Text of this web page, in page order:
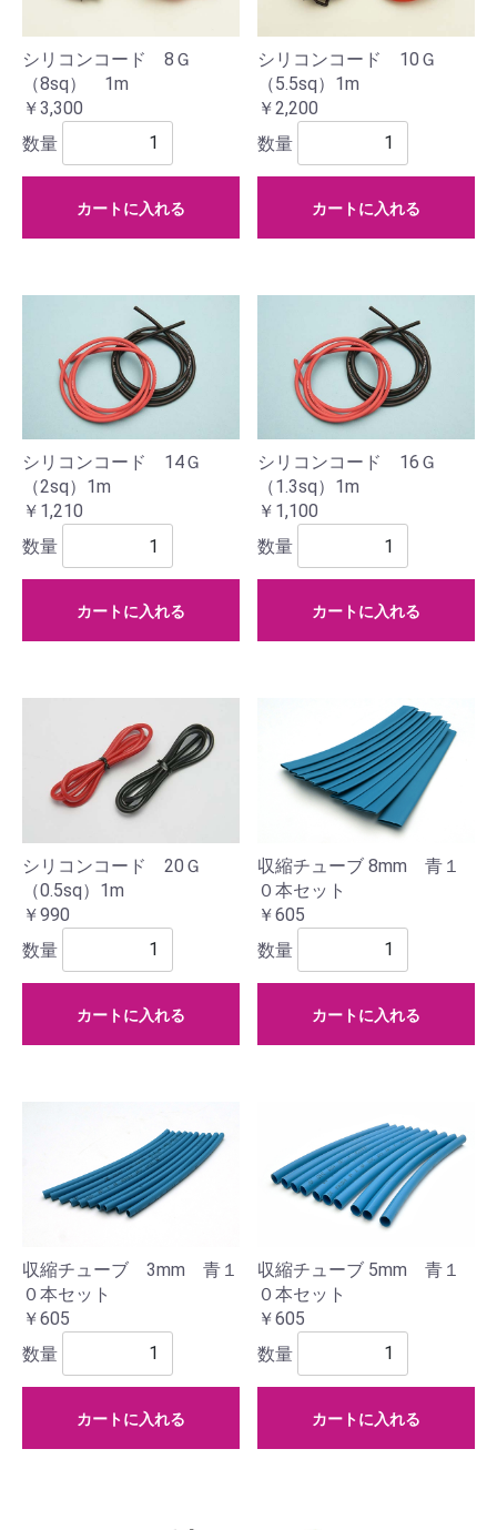
シリコンコード 8Ｇ
（8sq） 1m
￥3,300
数量
カートに入れる
シリコンコード 10Ｇ
（5.5sq）1m
￥2,200
数量
カートに入れる
シリコンコード 14Ｇ
（2sq）1m
￥1,210
数量
カートに入れる
シリコンコード 16Ｇ
（1.3sq）1m
￥1,100
数量
カートに入れる
シリコンコード 20Ｇ
（0.5sq）1m
￥990
数量
カートに入れる
収縮チューブ 8mm 青１
０本セット
￥605
数量
カートに入れる
収縮チューブ 3mm 青１
０本セット
￥605
数量
カートに入れる
収縮チューブ 5mm 青１
０本セット
￥605
数量
カートに入れる